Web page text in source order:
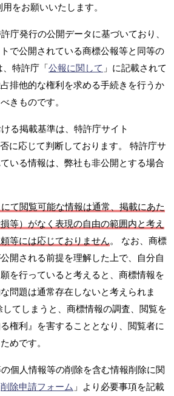
をお願いいたします。
庁発行の公開データに基づいており、
で公開されている商標公報等と同等の
、特許庁「公報に関して 」に記載されて
排他的な権利を求める手続きを行うか
きものです。
る掲載基準は、特許庁サイト
に応じて判断しております。 特許庁サ
いる情報は、弊社も非公開とする場合
て閲覧可能な情報は通常、掲載にあた
等）がなく表現の自由の範囲内と考え
等には応じておりません。 なお、商標
開される前提を理解した上で、自分自
を行っていると考えると、商標情報を
問題は通常存在しないと考えられま
てしまうと、商標情報の調査、閲覧を
権利』を害することとなり、閲覧者に
めです。
個人情報等の削除を含む情報削除に関
削除申請フォーム 」より必要事項を記載